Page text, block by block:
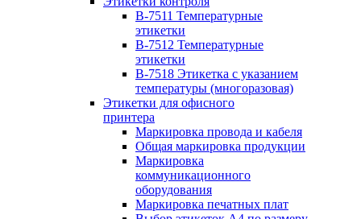
B-7511 Температурные
этикетки
B-7512 Температурные
этикетки
B-7518 Этикетка с указанием
температуры (многоразовая)
Этикетки для офисного
принтера
Маркировка провода и кабеля
Общая маркировка продукции
Маркировка
коммуникационного
оборудования
Маркировка печатных плат